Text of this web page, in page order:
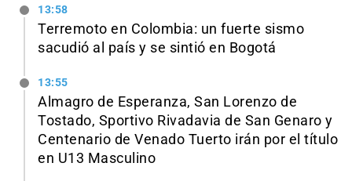
13:58
Terremoto en Colombia: un fuerte sismo
sacudió al país y se sintió en Bogotá
13:55
Almagro de Esperanza, San Lorenzo de
Tostado, Sportivo Rivadavia de San Genaro y
Centenario de Venado Tuerto irán por el título
en U13 Masculino